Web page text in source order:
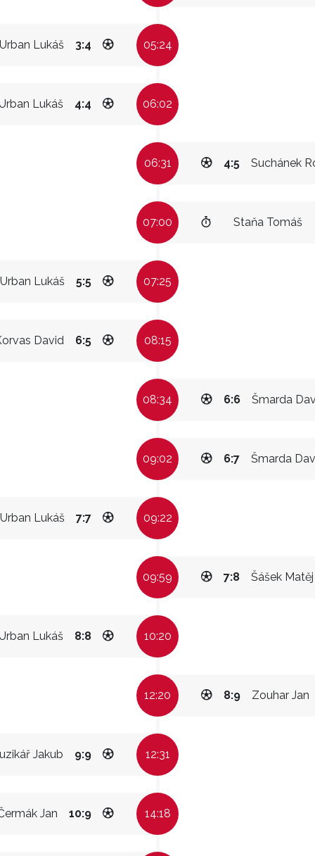
Urban Lukáš 3:4 05:24
Lukáš 4:4 06:02
06:31 Suchánek
4:5
07:00 Staňa Tomáš
Urban Lukáš 5:5 07:25
David 6:5 08:15
08:34 Šmarda
6:6
09:02 Šmarda
6:7
Urban Lukáš 7:7 09:22
09:59 Šášek Matěj
7:8
Lukáš 8:8 10:20
12:20 Zouhar Jan
8:9
Jakub 9:9 12:31
Jan 10:9 14:18